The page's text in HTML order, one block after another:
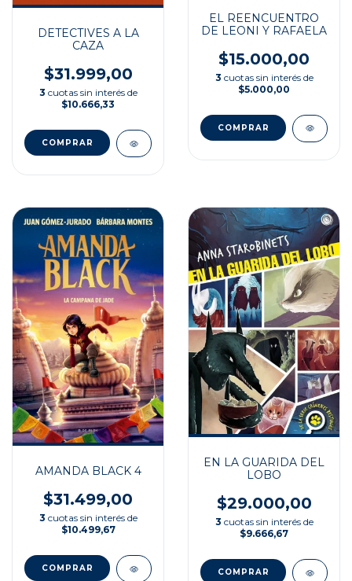
DETECTIVES A LA
CAZA
$31.999,00
3 cuotas sin interés de
$10.666,33
EL REENCUENTRO
DE LEONI Y RAFAELA
$15.000,00
3 cuotas sin interés de
$5.000,00
AMANDA BLACK 4
$31.499,00
3 cuotas sin interés de
$10.499,67
EN LA GUARIDA DEL
LOBO
$29.000,00
3 cuotas sin interés de
$9.666,67